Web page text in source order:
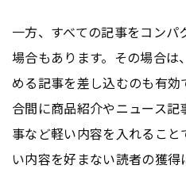
一方、すべての記事をコン
場合もあります。その場合
める記事を差し込むのも有
合間に商品紹介やニュース
事など軽い内容を入れるこ
い内容を好まない読者の獲得